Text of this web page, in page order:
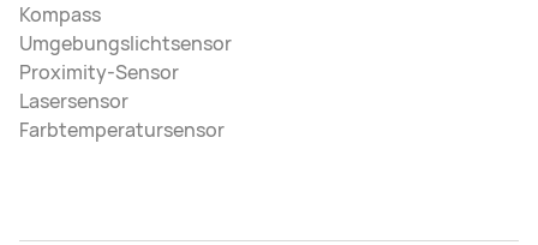
Kompass
Umgebungslichtsensor
Proximity-Sensor
Lasersensor
Farbtemperatursensor